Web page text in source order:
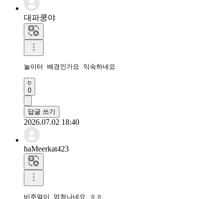
대파쿵야
놀이터 배경인가요 익숙하네요
0
답글 쓰기
2026.07.02 18:40
haMeerkat423
비주얼이 엄청나네요 ㅎㅎ